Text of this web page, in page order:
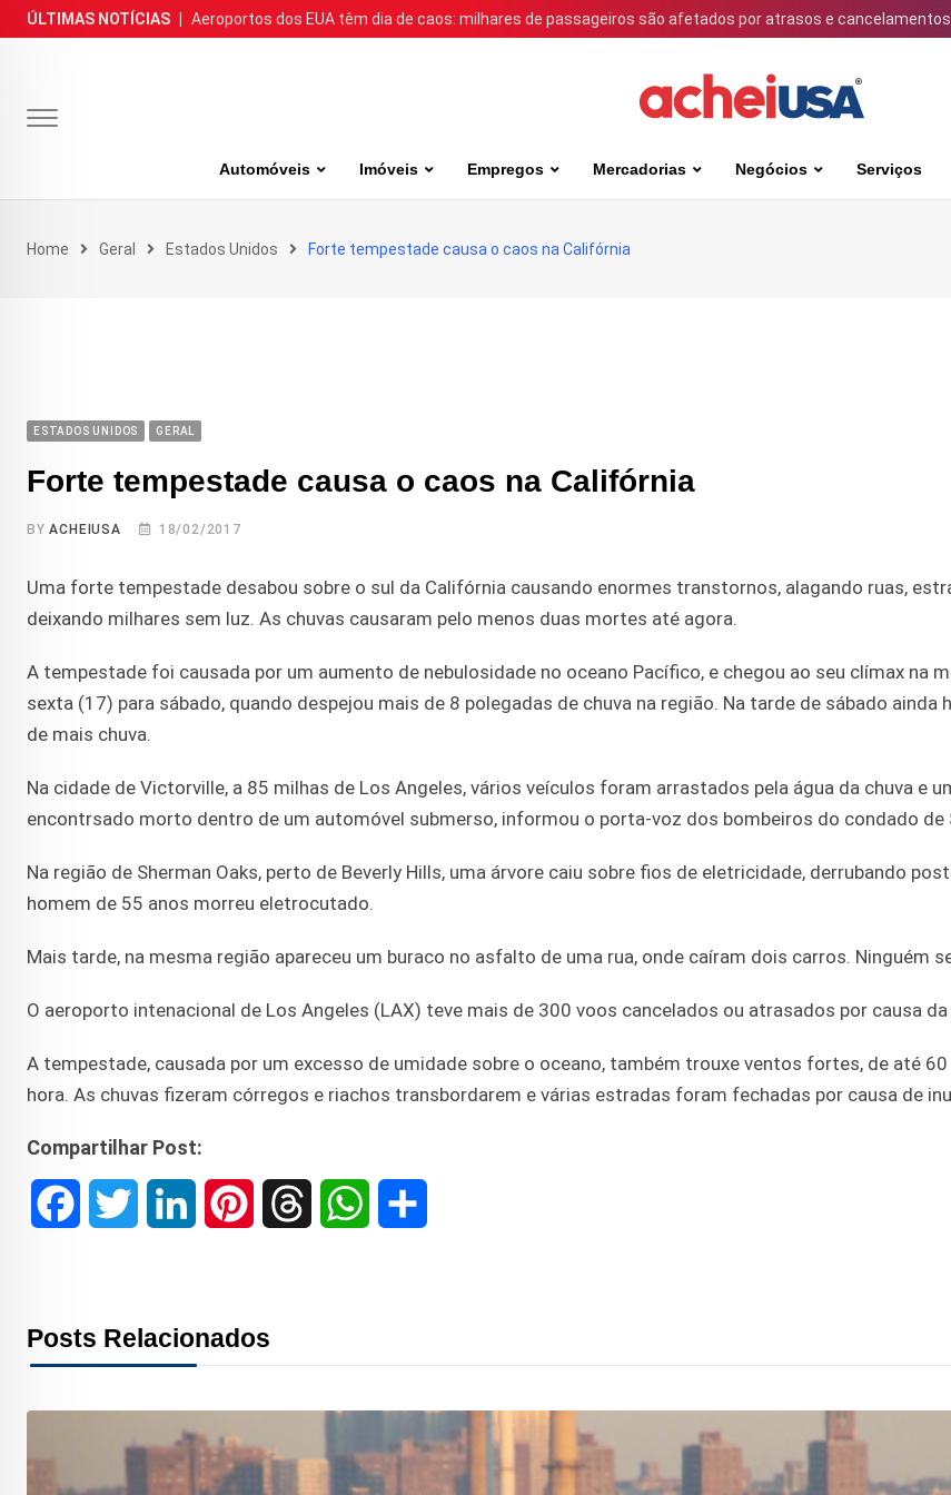
Skip
to
ÚLTIMAS NOTÍCIAS Aeroportos dos EUA têm dia de caos: milhares de passageiros são afetados por atrasos e cancelamentos
Automóveis Imóveis Empregos Mercadorias Negócios Serviços
Home Geral Estados Unidos Forte tempestade causa o caos na Califórnia
ESTADOS UNIDOS GERAL
Forte tempestade causa o caos na Califórnia
BYACHEIUSA 18/02/2017
Uma forte tempestade desabou sobre o sul da Califórnia causando enormes transtornos, alagando ruas,
deixando milhares sem luz. As chuvas causaram pelo menos duas mortes até agora.
A tempestade foi causada por um aumento de nebulosidade no oceano Pacífico, e chegou ao seu clímax na
sexta (17) para sábado, quando despejou mais de 8 polegadas de chuva na região. Na tarde de sábado ainda
de mais chuva.
Na cidade de Victorville, a 85 milhas de Los Angeles, vários veículos foram arrastados pela água da chuva e
encontrsado morto dentro de um automóvel submerso, informou o porta-voz dos bombeiros do condado de
Na região de Sherman Oaks, perto de Beverly Hills, uma árvore caiu sobre fios de eletricidade, derrubando
homem de 55 anos morreu eletrocutado.
Mais tarde, na mesma região apareceu um buraco no asfalto de uma rua, onde caíram dois carros. Ninguém
O aeroporto intenacional de Los Angeles (LAX) teve mais de 300 voos cancelados ou atrasados por causa
A tempestade, causada por um excesso de umidade sobre o oceano, também trouxe ventos fortes, de até
hora. As chuvas fizeram córregos e riachos transbordarem e várias estradas foram fechadas por causa de
Compartilhar Post:
e t
e
k
d
t
r A
Posts Relacionados